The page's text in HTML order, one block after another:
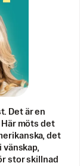
Det är en
möts det
det
vänskap,
stor skillnad